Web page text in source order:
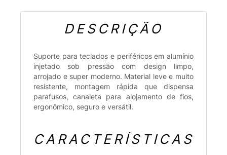
DESCRIÇÃO
Suporte para teclados e periféricos em alumínio
injetado sob pressão com design limpo,
arrojado e super moderno. Material leve e muito
resistente, montagem rápida que dispensa
parafusos, canaleta para alojamento de fios,
ergonômico, seguro e versátil.
CARACTERÍSTICAS